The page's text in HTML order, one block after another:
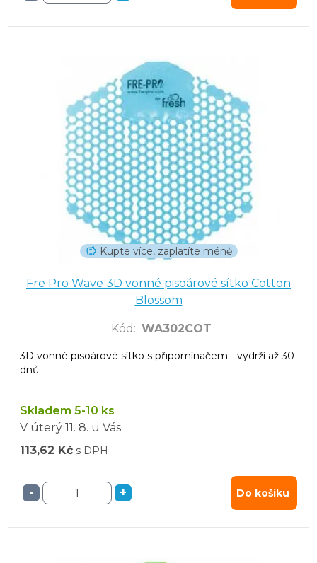
Kupte více, zaplatíte méně
Fre Pro Wave 3D vonné pisoárové sítko Cotton
Blossom
Kód : WA302COT
3D vonné pisoárové sítko s připomínačem - vydrží až 30
dnů
Skladem 5-10 ks
V úterý 11. 8. u Vás
113,62 Kč s DPH
- + Do košíku